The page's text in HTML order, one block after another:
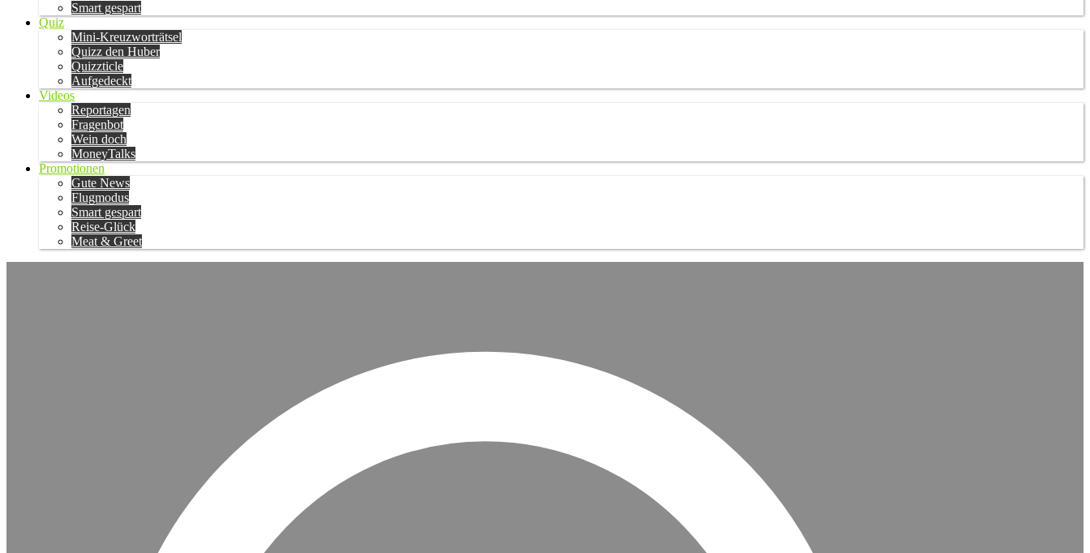
Smart gespart
Quiz
Mini-Kreuzworträtsel
Quizz den Huber
Quizzticle
Aufgedeckt
Videos
Reportagen
Fragenbot
Wein doch
MoneyTalks
Promotionen
Gute News
Flugmodus
Smart gespart
Reise-Glück
Meat & Greet